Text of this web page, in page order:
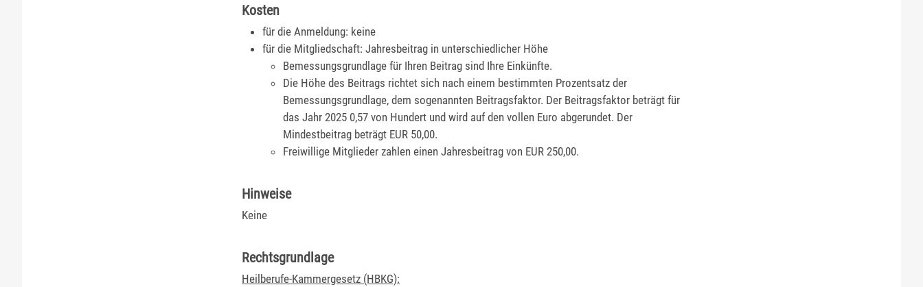
Kosten
für die Anmeldung: keine
für die Mitgliedschaft: Jahresbeitrag in unterschiedlicher Höhe
Bemessungsgrundlage für Ihren Beitrag sind Ihre Einkünfte.
Die Höhe des Beitrags richtet sich nach einem bestimmten Prozentsatz der
Bemessungsgrundlage, dem sogenannten Beitragsfaktor. Der Beitragsfaktor beträgt für
das Jahr 2025 0,57 von Hundert und wird auf den vollen Euro abgerundet. Der
Mindestbeitrag beträgt EUR 50,00.
Freiwillige Mitglieder zahlen einen Jahresbeitrag von EUR 250,00.
Hinweise
Keine
Rechtsgrundlage
Heilberufe-Kammergesetz (HBKG):